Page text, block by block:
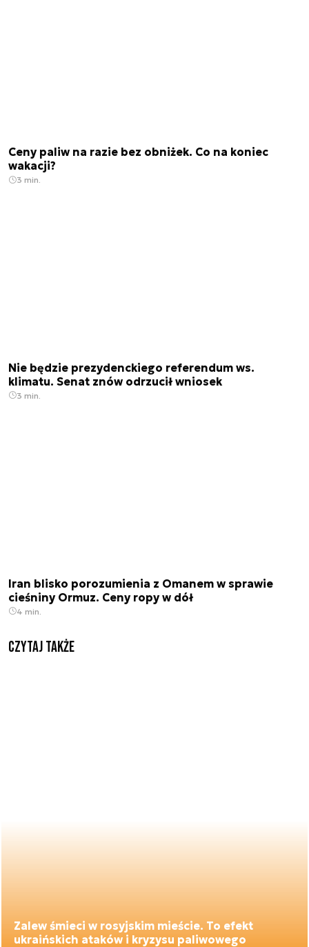
Ceny paliw na razie bez obniżek. Co na koniec
wakacji?
3 min.
Nie będzie prezydenckiego referendum ws.
klimatu. Senat znów odrzucił wniosek
3 min.
Iran blisko porozumienia z Omanem w sprawie
cieśniny Ormuz. Ceny ropy w dół
4 min.
Czytaj także
Zalew śmieci w rosyjskim mieście. To efekt
ukraińskich ataków i kryzysu paliwowego